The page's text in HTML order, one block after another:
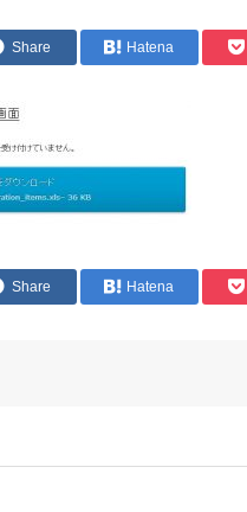
Share Hatena
Share Hatena